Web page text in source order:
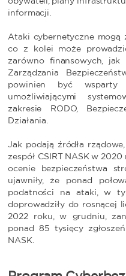
informacji.
Ataki cybernetyczne mogą
co z kolei może
zarówno finansowych, jak
Zarządzania
powinien być wsparty
umożliwiającymi
zakresie RODO,
Działania.
Jak podają źródła
zespół CSIRT NASK w
ocenie bezpieczeństwa
ujawniły, że ponad
podatności na ataki, w
doprowadziły do rosnącej
2022 roku, w grudniu,
ponad 85 tysięcy
NASK.